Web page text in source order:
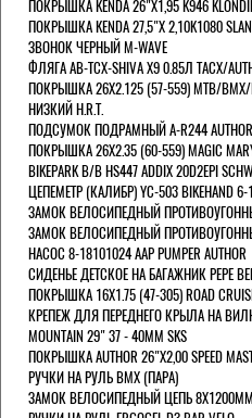
ПОКРЫШКА KENDA 26"Х1,95 K946
ПОКРЫШКА KENDA 27,5"Х 2,10K1080
ЗВОНОК ЧЕРНЫЙ M-WAVE
ФЛЯГА AB-TCX-SHIVA X9 0.85Л TACX/
ПОКРЫШКА 26X2.125 (57-559) MTB/BMX/
НИЗКИЙ H.R.T.
ПОДСУМОК ПОДРАМНЫЙ A-R244 AUTHOR
ПОКРЫШКА 26X2.35 (60-559) MAGIC MARY
BIKEPARK B/B HS447 ADDIX 20D2EPI
ЦЕПЕМЕТР (КАЛИБР) YC-503 BIKEHAND 6-
ЗАМОК ВЕЛОСИПЕДНЫЙ
ЗАМОК ВЕЛОСИПЕДНЫЙ
НАСОС 8-18101024 AAP PUMPER AUTHOR
СИДЕНЬЕ ДЕТСКОЕ НА БАГАЖНИК PEPE
ПОКРЫШКА 16X1.75 (47-305) ROAD
КРЕПЕЖ ДЛЯ ПЕРЕДНЕГО КРЫЛА НА
MOUNTAIN 29" 37 - 40ММ SKS
ПОКРЫШКА AUTHOR 26"Х2,00 SPEED
РУЧКИ НА РУЛЬ BMX (ПАРА)
ЗАМОК ВЕЛОCИПЕДНЫЙ ЦЕПЬ 8Х1200ММ